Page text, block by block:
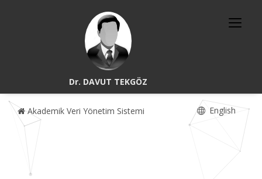
Dr. DAVUT TEKGÖZ
Akademik Veri Yönetim Sistemi English